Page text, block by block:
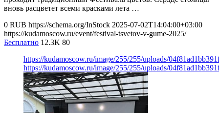
вновь расцветет всеми красками лета …
0 RUB https://schema.org/InStock 2025-07-02T14:04:00+03:00
https://kudamoscow.ru/event/festival-tsvetov-v-gume-2025/
Бесплатно 12.3K 80
https://kudamoscow.ru/image/255/255/uploads/
https://kudamoscow.ru/image/255/255/uploads/